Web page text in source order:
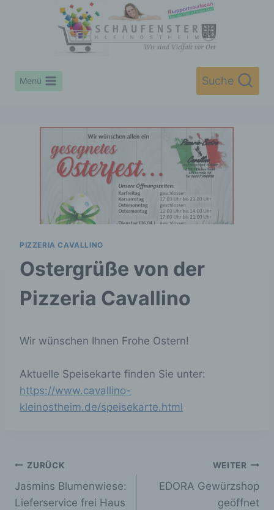
Menü Suche
PIZZERIA CAVALLINO
Ostergrüße von der
Pizzeria Cavallino
Wir wünschen Ihnen Frohe Ostern!
Aktuelle Speisekarte finden Sie unter:
https://www.cavallino-
kleinostheim.de/speisekarte.html
Beitragsnavigation
ZURÜCK
Jasmins Blumenwiese:
Lieferservice frei Haus
WEITER
EDORA Gewürzshop
geöffnet